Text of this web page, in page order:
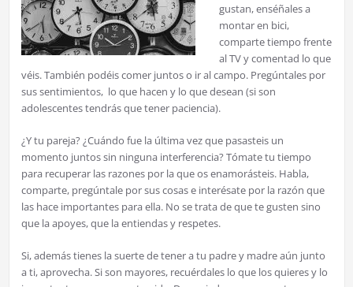
gustan, enséñales a
montar en bici,
comparte tiempo frente
al TV y comentad lo que
véis. También podéis comer juntos o ir al campo. Pregúntales por
sus sentimientos, lo que hacen y lo que desean (si son
adolescentes tendrás que tener paciencia).
¿Y tu pareja? ¿Cuándo fue la última vez que pasasteis un
momento juntos sin ninguna interferencia? Tómate tu tiempo
para recuperar las razones por la que os enamorásteis. Habla,
comparte, pregúntale por sus cosas e interésate por la razón que
las hace importantes para ella. No se trata de que te gusten sino
que la apoyes, que la entiendas y respetes.
Si, además tienes la suerte de tener a tu padre y madre aún junto
a ti, aprovecha. Si son mayores, recuérdales lo que los quieres y lo